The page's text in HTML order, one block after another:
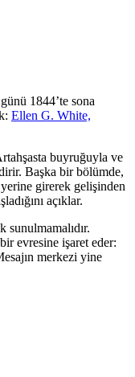
1844’te sona
Ellen G. White,
buyruğuyla ve
Başka bir bölümde,
girerek gelişinden
açıklar.
sunulmamalıdır.
evresine işaret eder:
merkezi yine